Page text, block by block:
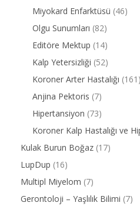
Miyokard Enfarktüsü (46)
Olgu Sunumları (82)
Editöre Mektup (14)
Kalp Yetersizliği (52)
Koroner Arter Hastalığı (161)
Anjina Pektoris (7)
Hipertansiyon (73)
Koroner Kalp Hastalığı ve
Kulak Burun Boğaz (17)
LupDup (16)
Multipl Miyelom (7)
Gerontoloji – Yaşlılık Bilimi (7)